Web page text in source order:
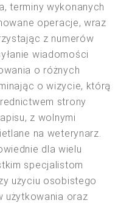
terminy wykonanych
operacje, wraz
z numerów
wiadomości
o różnych
o wizycie, którą
strony
z wolnymi
na weterynarz.
dla wielu
specjalistom
użyciu osobistego
użytkowania oraz